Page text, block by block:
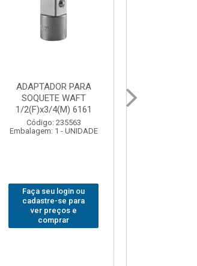
BOLSA PARA
FERRAMENTAS
BRASFORT FECHADA
18BOLSOS 7559
Código: 312401
Faça seu login ou
cadastre-se para
ver preços e
comprar